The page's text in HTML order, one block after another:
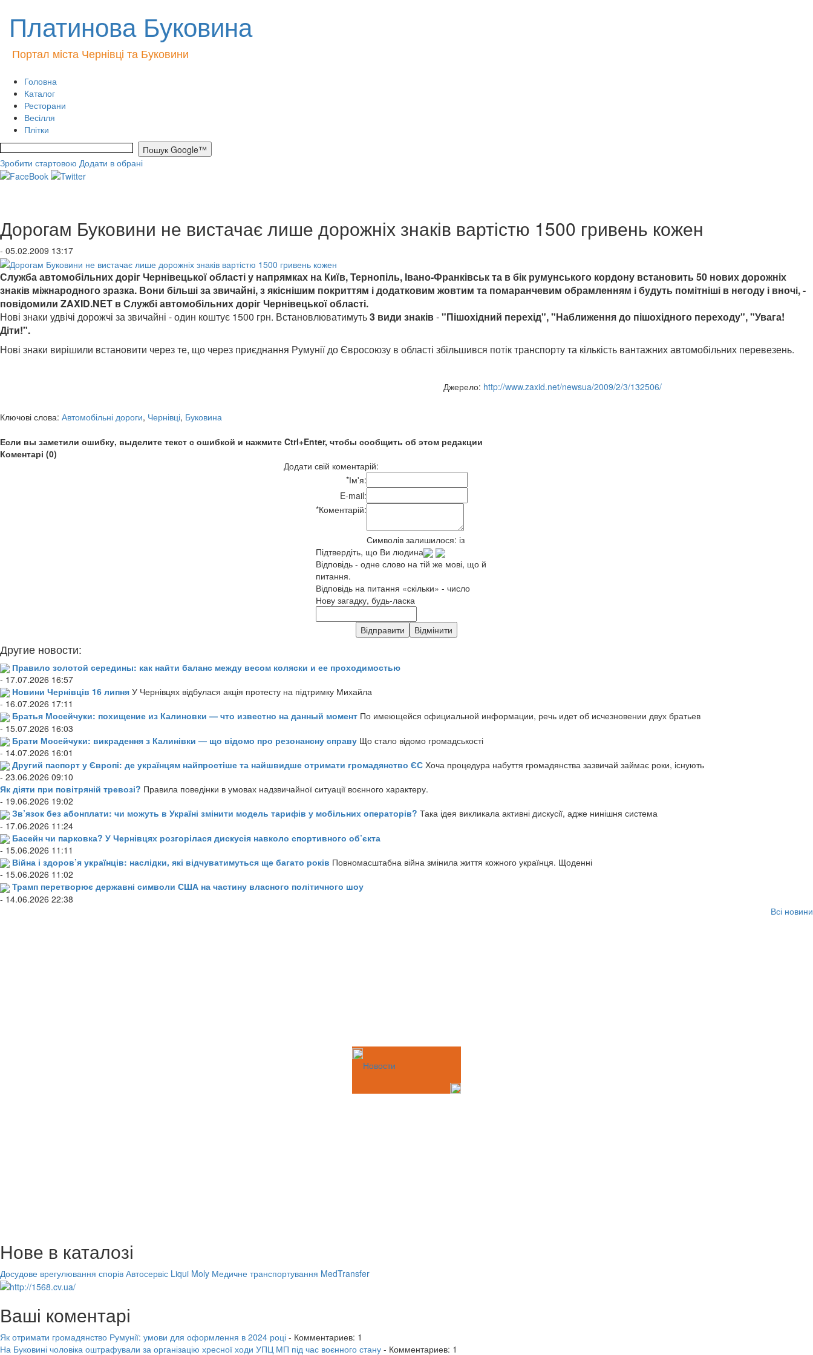
Платинова Буковина
Портал міста Чернівці та Буковини
Головна
Каталог
Ресторани
Весілля
Плітки
Зробити стартовою Додати в обрані
Дорогам Буковини не вистачає лише дорожніх знаків вартістю 1500 гривень кожен
- 05.02.2009 13:17
Служба автомобільних доріг Чернівецької області у напрямках на Київ, Тернопіль, Івано-Франківськ та в бік румунського кордону встановить 50 нових дорожніх
знаків міжнародного зразка. Вони більші за звичайні, з якіснішим покриттям і додатковим жовтим та помаранчевим обрамленням і будуть помітніші в негоду і вночі, -
повідомили ZAXID.NET в Службі автомобільних доріг Чернівецької області.
Нові знаки удвічі дорожчі за звичайні - один коштує 1500 грн. Встановлюватимуть3 види знаків-"Пішохідний перехід", "Наближення до пішохідного переходу", "Увага!
Діти!".
Нові знаки вирішили встановити через те, що через приєднання Румунії до Євросоюзу в області збільшився потік транспорту та кількість вантажних автомобільних перевезень.
Джерело: http://www.zaxid.net/newsua/2009/2/3/132506/
Ключові слова: Автомобільні дороги, Чернівці, Буковина
Если вы заметили ошибку, выделите текст с ошибкой и нажмите Ctrl+Enter, чтобы сообщить об этом редакции
Коментарі (0)
Додати свій коментарій:
*Ім'я:
E-mail:
*Коментарій:
Символів залишилося: із
Підтвердіть, що Ви людина
Відповідь - одне слово на тій же мові, що й
питання.
Відповідь на питання «скільки» - число
Нову загадку, будь-ласка
Другие новости:
Правило золотой середины: как найти баланс между весом коляски и ее проходимостью
- 17.07.2026 16:57
Новини Чернівців 16 липня У Чернівцях відбулася акція протесту на підтримку Михайла
- 16.07.2026 17:11
Братья Мосейчуки: похищение из Калиновки — что известно на данный момент По имеющейся официальной информации, речь идет об исчезновении двух братьев
- 15.07.2026 16:03
Брати Мосейчуки: викрадення з Калинівки — що відомо про резонансну справу Що стало відомо громадськості
- 14.07.2026 16:01
Другий паспорт у Європі: де українцям найпростіше та найшвидше отримати громадянство ЄС Хоча процедура набуття громадянства зазвичай займає роки, існують
- 23.06.2026 09:10
Як діяти при повітряній тревозі? Правила поведінки в умовах надзвичайної ситуації воєнного характеру.
- 19.06.2026 19:02
Зв’язок без абонплати: чи можуть в Україні змінити модель тарифів у мобільних операторів? Така ідея викликала активні дискусії, адже нинішня система
- 17.06.2026 11:24
Басейн чи парковка? У Чернівцях розгорілася дискусія навколо спортивного об’єкта
- 15.06.2026 11:11
Війна і здоров’я українців: наслідки, які відчуватимуться ще багато років Повномасштабна війна змінила життя кожного українця. Щоденні
- 15.06.2026 11:02
Трамп перетворює державні символи США на частину власного політичного шоу
- 14.06.2026 22:38
Всі новини
Новости
Нове в каталозі
Досудове врегулювання спорів Автосервіс Liqui Moly Медичне транспортування MedTransfer
Ваші коментарі
Як отримати громадянство Румунії: умови для оформлення в 2024 році - Комментариев: 1
На Буковині чоловіка оштрафували за організацію хресної ходи УПЦ МП під час воєнного стану - Комментариев: 1